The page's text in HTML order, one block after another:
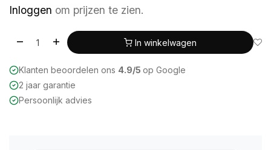
Inloggen om prijzen te zien.
In winkelwagen
Klanten beoordelen ons 4.9/5 op Google
2 jaar garantie
Persoonlijk advies